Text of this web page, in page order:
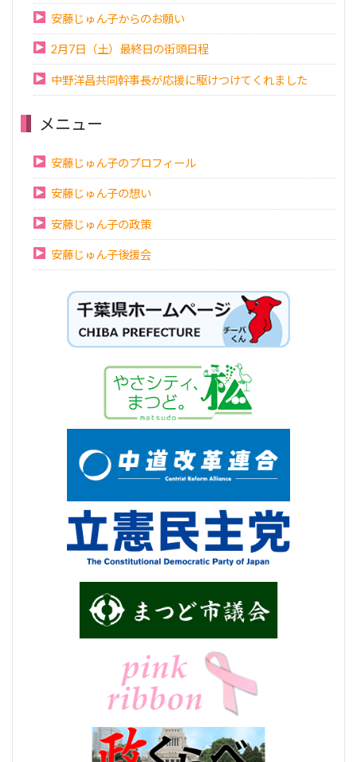
安藤じゅん子からのお願い
2月7日（土）最終日の街頭日程
中野洋昌共同幹事長が応援に駆けつけてくれました
メニュー
安藤じゅん子のプロフィール
安藤じゅん子の想い
安藤じゅん子の政策
安藤じゅん子後援会